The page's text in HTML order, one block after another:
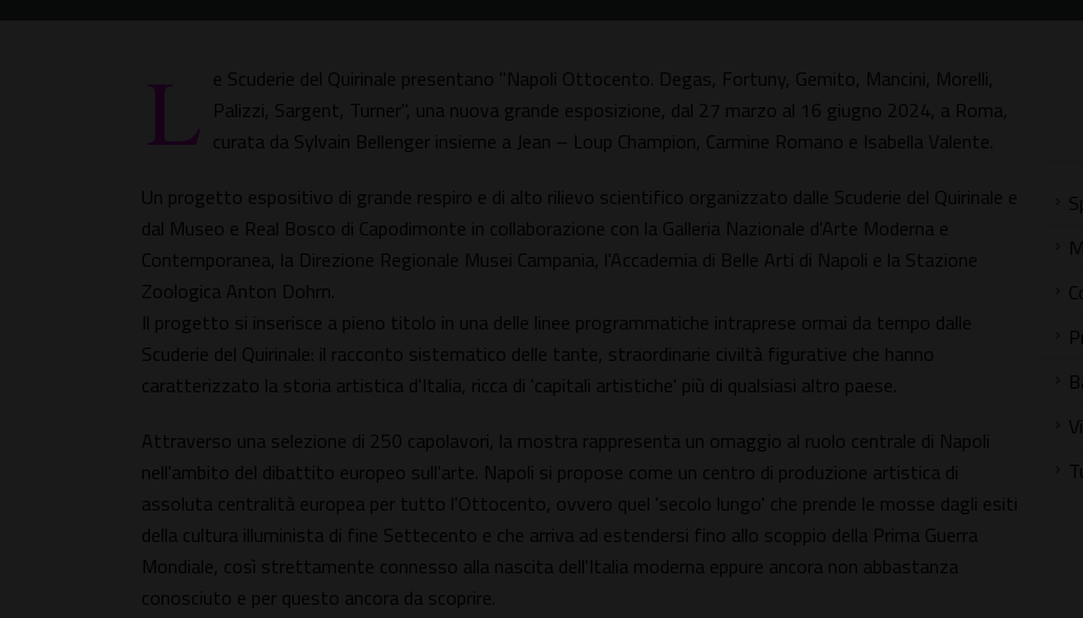
L e Scuderie del Quirinale presentano "Napoli Ottocento. Degas, Fortuny, Gemito, Mancini, Morelli,
Palizzi, Sargent, Turner", una nuova grande esposizione, dal 27 marzo al 16 giugno 2024, a Roma,
curata da Sylvain Bellenger insieme a Jean – Loup Champion, Carmine Romano e Isabella Valente.
Un progetto espositivo di grande respiro e di alto rilievo scientifico organizzato dalle Scuderie del Quirinale e
dal Museo e Real Bosco di Capodimonte in collaborazione con la Galleria Nazionale d'Arte Moderna e
Contemporanea, la Direzione Regionale Musei Campania, l'Accademia di Belle Arti di Napoli e la Stazione
Zoologica Anton Dohrn.
Il progetto si inserisce a pieno titolo in una delle linee programmatiche intraprese ormai da tempo dalle
Scuderie del Quirinale: il racconto sistematico delle tante, straordinarie civiltà figurative che hanno
caratterizzato la storia artistica d'Italia, ricca di 'capitali artistiche' più di qualsiasi altro paese.
Attraverso una selezione di 250 capolavori, la mostra rappresenta un omaggio al ruolo centrale di Napoli
nell'ambito del dibattito europeo sull'arte. Napoli si propose come un centro di produzione artistica di
assoluta centralità europea per tutto l'Ottocento, ovvero quel 'secolo lungo' che prende le mosse dagli esiti
della cultura illuminista di fine Settecento e che arriva ad estendersi fino allo scoppio della Prima Guerra
Mondiale, così strettamente connesso alla nascita dell'Italia moderna eppure ancora non abbastanza
conosciuto e per questo ancora da scoprire.